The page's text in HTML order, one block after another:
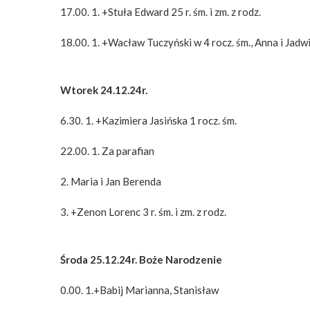
17.00. 1. +Stuła Edward 25 r. śm. i zm. z rodz.
18.00. 1. +Wacław Tuczyński w 4 rocz. śm., Anna i
Wtorek 24.12.24r.
6.30. 1. +Kazimiera Jasińska 1 rocz. śm.
22.00. 1. Za parafian
2. Maria i Jan Berenda
3. +Zenon Lorenc 3 r. śm. i zm. z rodz.
Środa 25.12.24r. Boże Narodzenie
0.00. 1.+Babij Marianna, Stanisław